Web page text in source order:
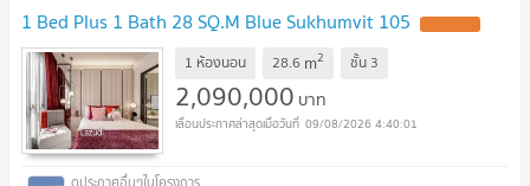
1 Bed Plus 1 Bath 28 SQ.M Blue Sukhumvit 105
1 ห้องนอน 28.6 m2 ชั้น 3
2,090,000 บาท
09/08/2026 4:40:01